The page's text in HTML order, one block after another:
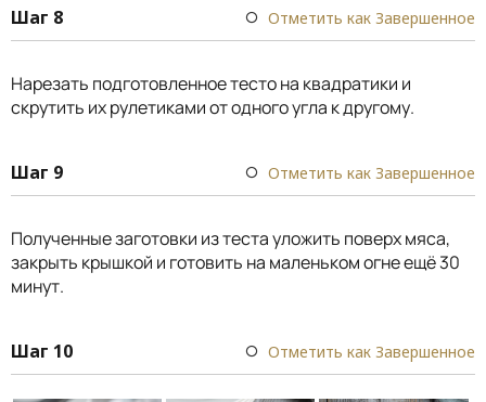
Шаг 8 Отметить как Завершенное
Нарезать подготовленное тесто на квадратики и
скрутить их рулетиками от одного угла к другому.
Шаг 9 Отметить как Завершенное
Полученные заготовки из теста уложить поверх мяса,
закрыть крышкой и готовить на маленьком огне ещё 30
минут.
Шаг 10 Отметить как Завершенное